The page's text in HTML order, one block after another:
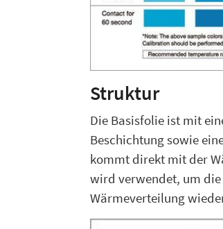
Struktur
Die Basisfolie ist mit
Beschichtung sowie
kommt direkt mit der
wird verwendet, um
Wärmeverteilung